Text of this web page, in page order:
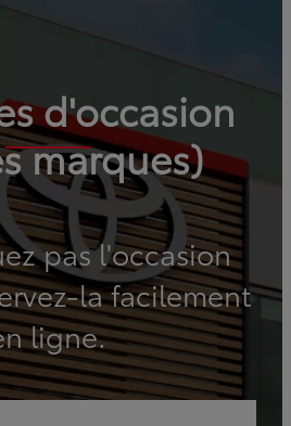
d'occasion
marques)
pas l'occasion
la facilement
ligne.